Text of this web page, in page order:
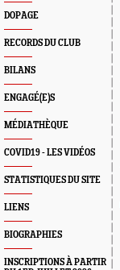
DOPAGE
RECORDS DU CLUB
BILANS
ENGAGÉ(E)S
MÉDIATHÈQUE
COVID19 - LES VIDÉOS
STATISTIQUES DU SITE
LIENS
BIOGRAPHIES
INSCRIPTIONS À PARTIR